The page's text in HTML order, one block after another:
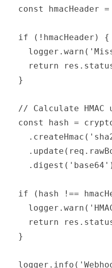
const hmacHeader
  if (!hmacHeader) {
return
  }
// Calculate HMAC
const hash =
if (hash !==
return
  }